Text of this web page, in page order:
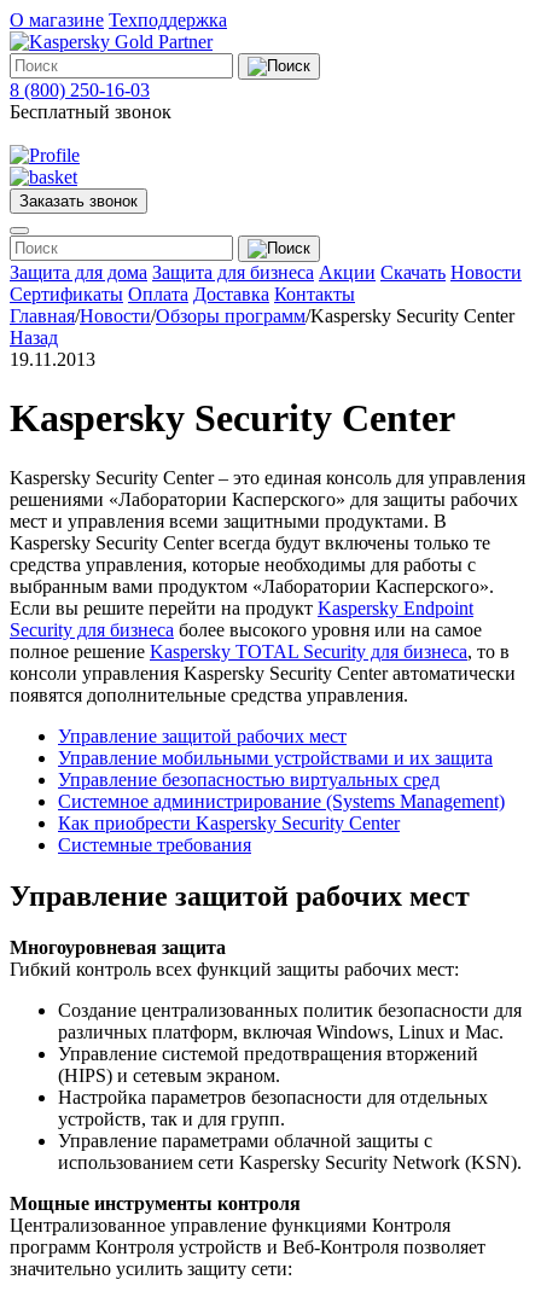
О магазине Техподдержка
8 (800) 250-16-03
Бесплатный звонок
Заказать звонок
Меню
Защита
для
дома
для
бизнеса
магазине
Техподдержка
Акции
Скачать
Новости
Сертификаты
Оплата
Доставка
Контакты
8
(800)
250-
info@store-
kaspersky.ru
Защита для дома Защита для бизнеса Акции Скачать Новости
Сертификаты Оплата Доставка Контакты
Главная/Новости/Обзоры программ/Kaspersky Security Center
Назад
19.11.2013
Kaspersky Security Center
Kaspersky Security Center – это единая консоль для управления
решениями «Лаборатории Касперского» для защиты рабочих
мест и управления всеми защитными продуктами. В
Kaspersky Security Center всегда будут включены только те
средства управления, которые необходимы для работы с
выбранным вами продуктом «Лаборатории Касперского».
Если вы решите перейти на продукт Kaspersky Endpoint
Security для бизнеса более высокого уровня или на самое
полное решение Kaspersky TOTAL Security для бизнеса, то в
консоли управления Kaspersky Security Center автоматически
появятся дополнительные средства управления.
Управление защитой рабочих мест
Управление мобильными устройствами и их защита
Управление безопасностью виртуальных сред
Системное администрирование (Systems Management)
Как приобрести Kaspersky Security Center
Системные требования
Управление защитой рабочих мест
Многоуровневая защита
Гибкий контроль всех функций защиты рабочих мест:
Создание централизованных политик безопасности для
различных платформ, включая Windows, Linux и Mac.
Управление системой предотвращения вторжений
(HIPS) и сетевым экраном.
Настройка параметров безопасности для отдельных
устройств, так и для групп.
Управление параметрами облачной защиты с
использованием сети Kaspersky Security Network (KSN).
Мощные инструменты контроля
Централизованное управление функциями Контроля
программ Контроля устройств и Веб-Контроля позволяет
значительно усилить защиту сети: